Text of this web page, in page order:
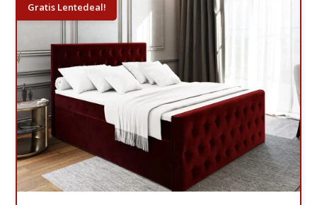
Gratis Lentedeal!